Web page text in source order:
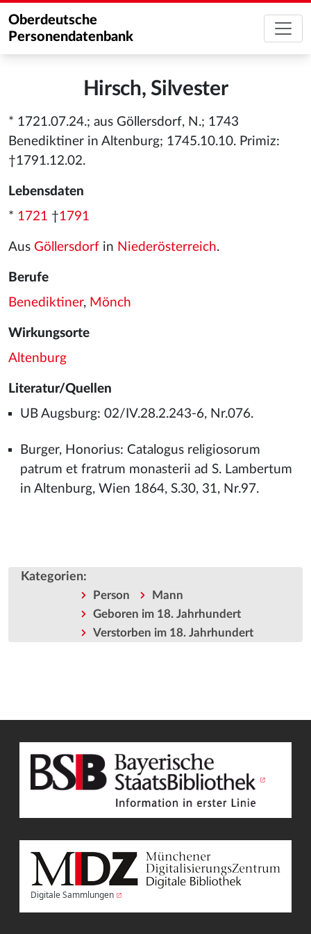
Oberdeutsche
Personendatenbank
Hirsch, Silvester
* 1721.07.24.; aus Göllersdorf, N.; 1743
Benediktiner in Altenburg; 1745.10.10. Primiz:
†1791.12.02.
Lebensdaten
* 1721 †1791
Aus Göllersdorf in Niederösterreich.
Berufe
Benediktiner, Mönch
Wirkungsorte
Altenburg
Literatur/Quellen
UB Augsburg: 02/IV.28.2.243-6, Nr.076.
Burger, Honorius: Catalogus religiosorum
patrum et fratrum monasterii ad S. Lambertum
in Altenburg, Wien 1864, S.30, 31, Nr.97.
Kategorien:
Person
Mann
Geboren im 18. Jahrhundert
Verstorben im 18. Jahrhundert
Digitale Sammlungen